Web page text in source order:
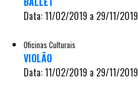
Data: 11/02/2019 a 29/11/2019
Oficinas Culturais
VIOLÃO
Data: 11/02/2019 a 29/11/2019